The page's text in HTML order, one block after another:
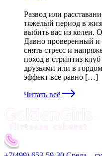
Развод или
тяжелый период в
выбить вас из колеи.
Давно проверенный и
снять стресс и
поход в стриптиз
друзьями или в
эффект все равно […]
Читать всё